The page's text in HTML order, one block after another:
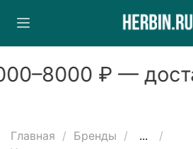
–8000₽ —
Главная Бренды
...